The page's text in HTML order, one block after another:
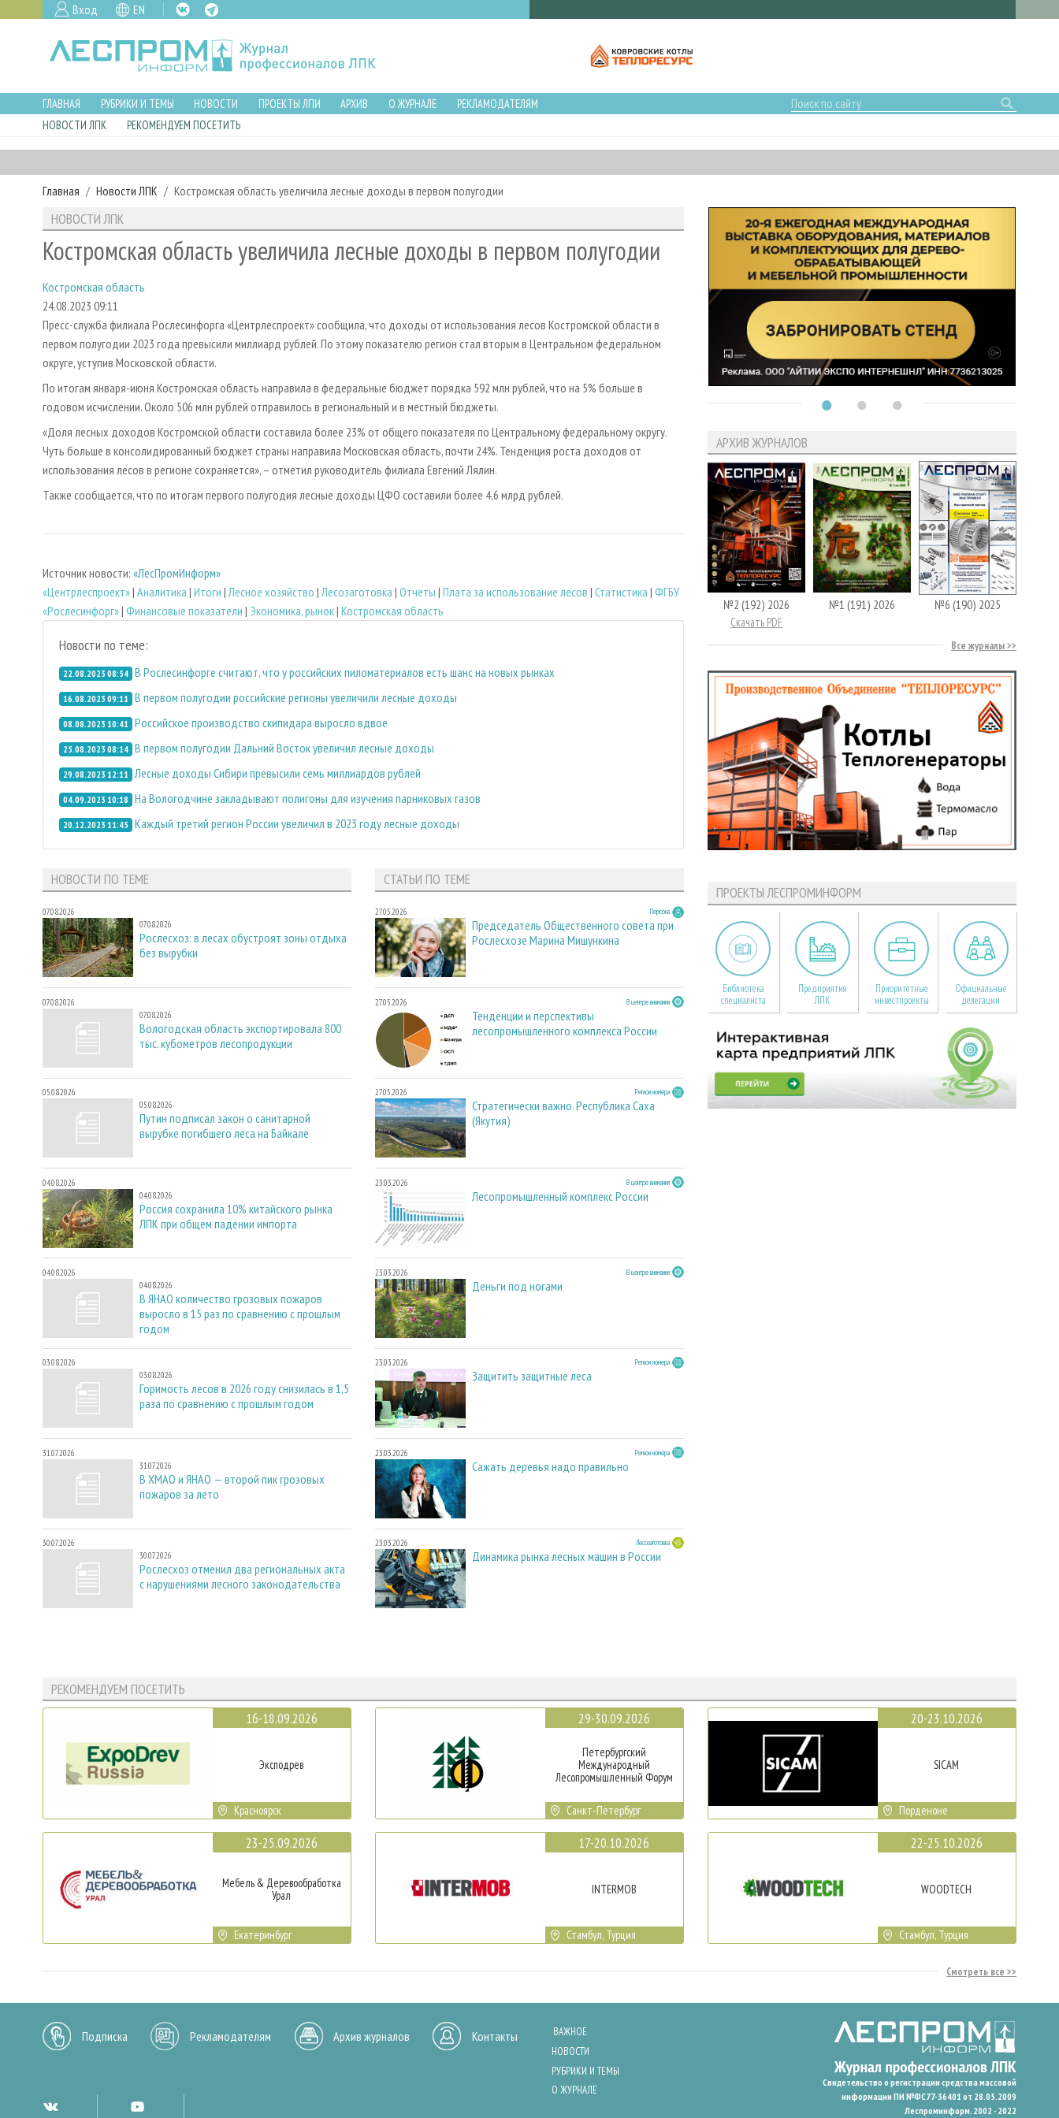
Вход EN
ГЛАВНАЯ РУБРИКИ И ТЕМЫ НОВОСТИ ПРОЕКТЫ ЛПИ АРХИВ О ЖУРНАЛЕ
РЕКЛАМОДАТЕЛЯМ
НОВОСТИ ЛПК
РЕКОМЕНДУЕМ ПОСЕТИТЬ
Главная Новости ЛПК Костромская область увеличила лесные доходы в первом полугодии
НОВОСТИ ЛПК
Костромская область увеличила лесные доходы в первом полугодии
Костромская область
24.08.2023 09:11
Пресс-служба филиала Рослесинфорга «Центрлеспроект» сообщила, что доходы от использования лесов Костромской области в
первом полугодии 2023 года превысили миллиард рублей. По этому показателю регион стал вторым в Центральном федеральном
округе, уступив Московской области.
По итогам января-июня Костромская область направила в федеральные бюджет порядка 592 млн рублей, что на 5% больше в
годовом исчислении. Около 506 млн рублей отправилось в региональный и в местный бюджеты.
«Доля лесных доходов Костромской области составила более 23% от общего показателя по Центральному федеральному округу.
Чуть больше в консолидированный бюджет страны направила Московская область, почти 24%. Тенденция роста доходов от
использования лесов в регионе сохраняется», – отметил руководитель филиала Евгений Лялин.
Также сообщается, что по итогам первого полугодия лесные доходы ЦФО составили более 4,6 млрд рублей.
Источник новости: «ЛесПромИнформ»
«Центрлеспроект»| Аналитика | Итоги | Лесное хозяйство | Лесозаготовка | Отчеты | Плата за использование лесов | Статистика | ФГБУ
«Рослесинфорг»| Финансовые показатели | Экономика, рынок| Костромская область
Новости по теме:
22.08.2023 08:54 В Рослесинфорге считают, что у российских пиломатериалов есть шанс на новых рынках
16.08.2023 09:11 В первом полугодии российские регионы увеличили лесные доходы
08.08.2023 10:41 Российское производство скипидара выросло вдвое
25.08.2023 08:14 В первом полугодии Дальний Восток увеличил лесные доходы
29.08.2023 12:11 Лесные доходы Сибири превысили семь миллиардов рублей
04.09.2023 10:18 На Вологодчине закладывают полигоны для изучения парниковых газов
20.12.2023 11:45 Каждый третий регион России увеличил в 2023 году лесные доходы
НОВОСТИ ПО ТЕМЕ
07.08.2026
07.08.2026
Рослесхоз: в лесах обустроят зоны отдыха
без вырубки
07.08.2026
07.08.2026
Вологодская область экспортировала 800
тыс. кубометров лесопродукции
05.08.2026
05.08.2026
Путин подписал закон о санитарной
вырубке погибшего леса на Байкале
04.08.2026
04.08.2026
Россия сохранила 10% китайского рынка
ЛПК при общем падении импорта
04.08.2026
04.08.2026
В ЯНАО количество грозовых пожаров
выросло в 15 раз по сравнению с прошлым
годом
03.08.2026
03.08.2026
Горимость лесов в 2026 году снизилась в 1,5
раза по сравнению с прошлым годом
31.07.2026
31.07.2026
В ХМАО и ЯНАО — второй пик грозовых
пожаров за лето
30.07.2026
30.07.2026
Рослесхоз отменил два региональных акта
с нарушениями лесного законодательства
СТАТЬИ ПО ТЕМЕ
27.05.2026 Персона
Председатель Общественного совета при
Рослесхозе Марина Мишункина
27.05.2026 В центре внимания
Тенденции и перспективы
лесопромышленного комплекса России
27.05.2026 Регион номера
Стратегически важно. Республика Саха
(Якутия)
23.03.2026 В центре внимания
Лесопромышленный комплекс России
23.03.2026 В центре внимания
Деньги под ногами
23.03.2026 Регион номера
Защитить защитные леса
23.03.2026 Регион номера
Сажать деревья надо правильно
23.03.2026 Лесозаготовка
Динамика рынка лесных машин в России
АРХИВ ЖУРНАЛОВ
№2 (192) 2026
Скачать PDF
№1 (191) 2026 №6 (190) 2025
Все журналы
ПРОЕКТЫ ЛЕСПРОМИНФОРМ
Библиотека
специалиста
Предприятия
ЛПК
Приоритетные
инвестпроекты
Официальные
делегации
РЕКОМЕНДУЕМ ПОСЕТИТЬ
16-18.09.2026
Эксподрев
Красноярск
23-25.09.2026
Мебель & Деревообработка
Урал
Екатеринбург
29-30.09.2026
Петербургский
Международный
Лесопромышленный Форум
Санкт-Петербург
17-20.10.2026
INTERMOB
Стамбул, Турция
20-23.10.2026
SICAM
Порденоне
22-25.10.2026
WOODTECH
Стамбул, Турция
Смотреть все
Подписка Рекламодателям Архив журналов Контакты
ВАЖНОЕ
НОВОСТИ
РУБРИКИ И ТЕМЫ
О ЖУРНАЛЕ
Свидетельство о регистрации средства массовой
информации ПИ №ФС77-36401 от 28.05.2009
Леспроминформ. 2002 - 2022